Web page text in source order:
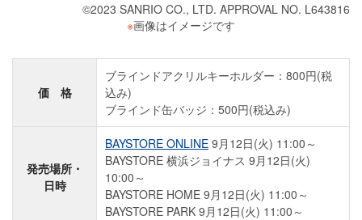
©2023 SANRIO CO., LTD. APPROVAL NO. L643816
※画像はイメージです
価 格
ブラインドアクリルキーホルダー：800円(税
込み)
ブラインド缶バッジ：500円(税込み)
発売場所・
日時
BAYSTORE ONLINE 9月12日(火) 11:00～
BAYSTORE 横浜ジョイナス 9月12日(火)
10:00～
BAYSTORE HOME 9月12日(火) 11:00～
BAYSTORE PARK 9月12日(火) 11:00～